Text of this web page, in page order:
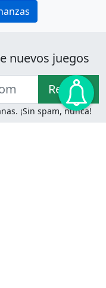
nuevos juegos
Recibir!
¡Sin spam, nunca!